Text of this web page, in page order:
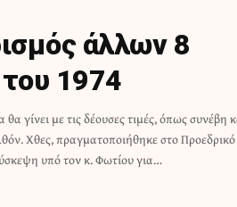
άλλων 8
1974
υπό τον κ. Φωτίου για…